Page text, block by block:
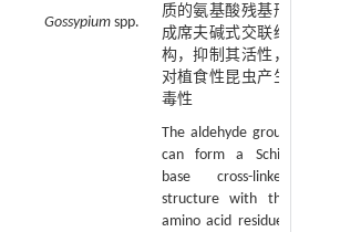
Gossypium spp.
质的氨基酸残基形
成席夫碱式交联结
构，抑制其活性，
对植食性昆虫产生
毒性
The aldehyde group
can form a Schiff
base cross-linked
structure with the
amino acid residues